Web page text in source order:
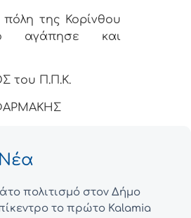
της Κορίνθου
αγάπησε και
του Π.Π.Κ.
πολιτισμό στον Δήμο
το πρώτο Kalamia